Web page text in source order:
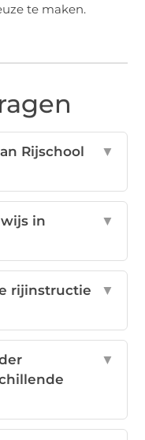
te maken.
Rijschool
▼
in
▼
rijinstructie
▼
▼